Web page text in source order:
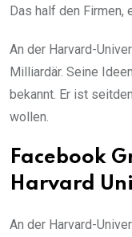
Das half den Firmen,
An der Harvard-
Milliardär. Seine
bekannt. Er ist
wollen.
Facebook
Harvard
An der Harvard-